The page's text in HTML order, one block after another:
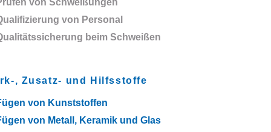
von Schweißungen
von Personal
beim Schweißen
, Zusatz- und Hilfsstoffe
von Kunststoffen
von Metall, Keramik und Glas